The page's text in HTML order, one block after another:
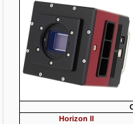
Horizon II